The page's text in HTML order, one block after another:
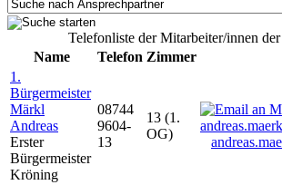
Telefonliste der Mitarbeiter/innen
Name
Telefon Zimmer
1.
Bürgermeister
Märkl
Andreas
Erster
Bürgermeister
Kröning
08744
9604-
13
13 (1.
OG)